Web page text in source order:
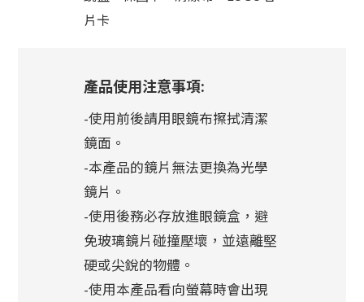
片卡
產品使用注意事項:
-使用前後請用眼鏡布擦拭清潔
鏡面。
-本產品的鏡片無法更換為光學
鏡片。
-使用後務必存放進眼鏡盒，避
免玻璃鏡片碰撞壓壞，並遠離堅
硬或尖銳的物體。
-使用本產品看向螢幕時會出現